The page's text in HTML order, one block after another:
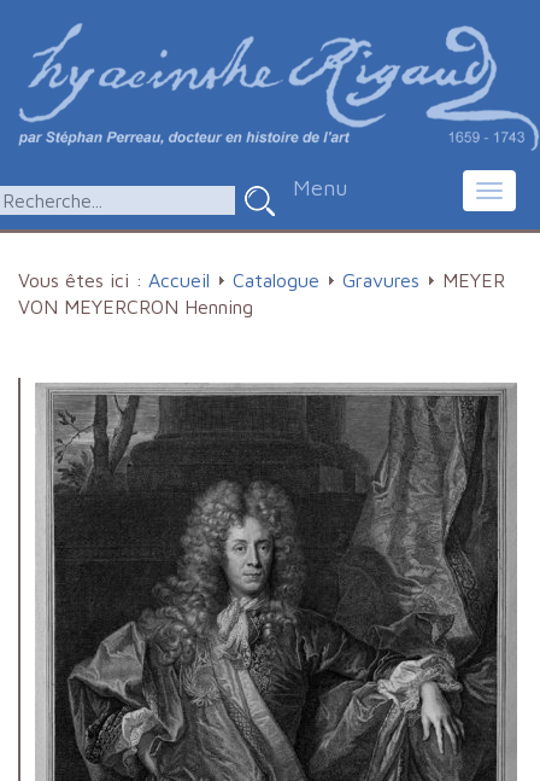
Menu
Vous êtes ici : Accueil Catalogue Gravures
MEYER
VON MEYERCRON Henning